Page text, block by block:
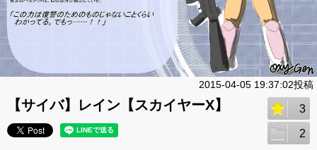
2015-04-05 19:37:02投稿
【サイバ】レイン【スカイヤーX】 3
2